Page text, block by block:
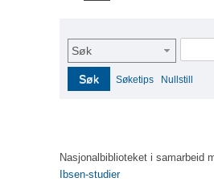
Søk
Søk Søketips Nullstill
Nasjonalbiblioteket i samarbeid
Ibsen-studier